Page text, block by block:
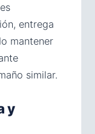
entrega
mantener
similar.
y